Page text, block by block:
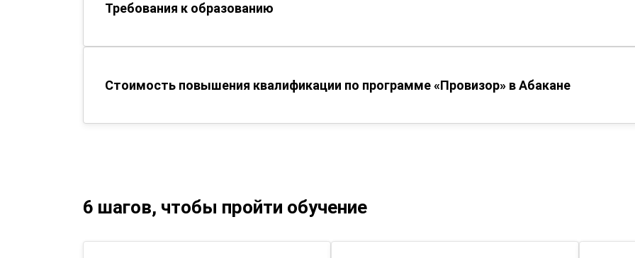
Требования к образованию
Стоимость повышения квалификации по программе «Провизор» в Абакане
6 шагов, чтобы пройти обучение